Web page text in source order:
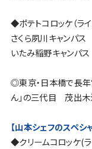
◆ポテトコロッケ（ラ
さくら夙川キャンパ
いたみ稲野キャンパ
◎東京・日本橋で長
ん」の三代目 茂出木
【山本シェフのスペシ
◆クリームコロッケ(